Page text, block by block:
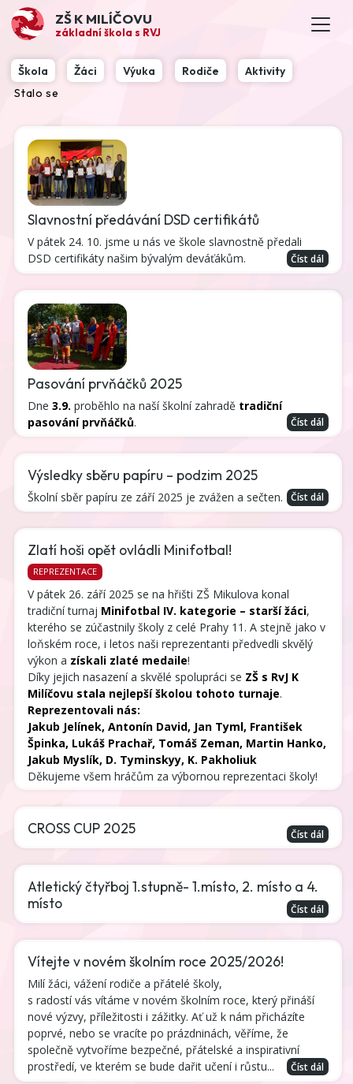
ZŠ K MILÍČOVU
základní škola s RVJ
Škola Žáci Výuka Rodiče
Aktivity
Stalo se
Slavnostní předávání DSD certifikátů
V pátek 24. 10. jsme u nás ve škole slavnostně předali
DSD certifikáty našim bývalým deváťákům.
Číst dál
Pasování prvňáčků 2025
Dne3.9. proběhlo na naší školní zahradě tradiční
pasování prvňáčků. Číst dál
Výsledky sběru papíru – podzim 2025
Školní sběr papíru ze září 2025 je zvážen a sečten. Číst dál
Zlatí hoši opět ovládli Minifotbal!
REPREZENTACE
V pátek 26. září 2025 se na hřišti ZŠ Mikulova konal
tradiční turnaj Minifotbal IV. kategorie – starší žáci,
kterého se zúčastnily školy z celé Prahy 11. A stejně jako v
loňském roce, i letos naši reprezentanti předvedli skvělý
výkon a získali zlaté medaile!
Díky jejich nasazení a skvělé spolupráci se ZŠ s RvJ K
Milíčovu stala nejlepší školou tohoto turnaje.
Reprezentovali nás:
Jakub Jelínek, Antonín David, Jan Tyml, František
Špinka, Lukáš Prachař, Tomáš Zeman, Martin Hanko,
Jakub Myslík, D. Tyminskyy, K. Pakholiuk
Děkujeme všem hráčům za výbornou reprezentaci školy!
CROSS CUP 2025 Číst dál
Atletický čtyřboj 1.stupně- 1.místo, 2. místo a 4.
místo
Číst dál
Vítejte v novém školním roce 2025/2026!
Milí žáci, vážení rodiče a přátelé školy,
s radostí vás vítáme v novém školním roce, který přináší
nové výzvy, příležitosti i zážitky. Ať už k nám přicházíte
poprvé, nebo se vracíte po prázdninách, věříme, že
společně vytvoříme bezpečné, přátelské a inspirativní
prostředí, ve kterém se bude dařit učení i růstu...
Číst dál